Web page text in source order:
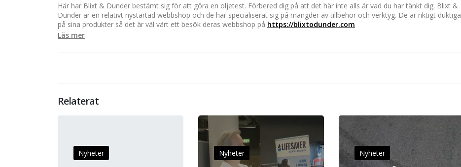
Här har Blixt & Dunder bestämt sig för att göra en oljetest. Förbered dig på att det här inte alls är vad du har tänkt dig. Blixt &
Dunder är en relativt nystartad webbshop och de har specialiserat sig på mängder av tillbehör och verktyg. De är riktigt duktiga
på sina produkter så det är väl värt ett besök deras webbshop på https://blixtodunder.com
Läs mer
Relaterat
Nyheter Nyheter Nyheter